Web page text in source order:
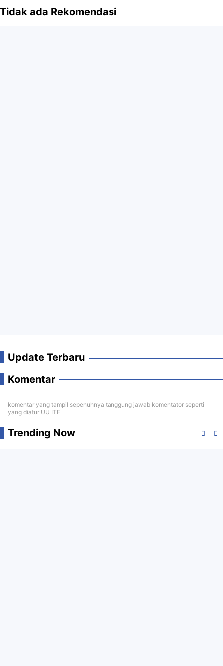
Tidak ada Rekomendasi
Update Terbaru
Komentar
komentar yang tampil sepenuhnya tanggung jawab komentator seperti
yang diatur UU ITE
Trending Now